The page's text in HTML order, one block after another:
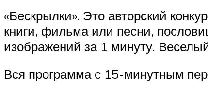
«Бескрылки». Это авторский
книги, фильма или песни,
изображений за 1 минуту.
Вся программа с 15-минутным